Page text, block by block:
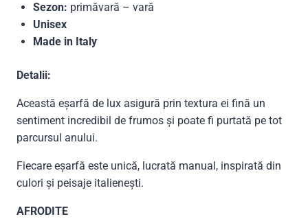
Sezon: primăvară – vară
Unisex
Made in Italy
Detalii:
Această eșarfă de lux asigură prin textura ei fină un
sentiment incredibil de frumos și poate fi purtată pe tot
parcursul anului.
Fiecare eșarfă este unică, lucrată manual, inspirată din
culori și peisaje italienești.
AFRODITE